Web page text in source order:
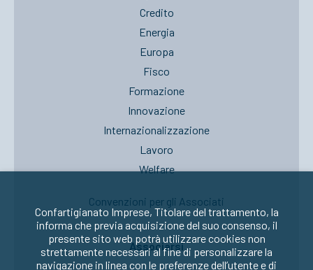
Credito
Energia
Europa
Fisco
Formazione
Innovazione
Internazionalizzazione
Lavoro
Welfare
Convenzioni per gli Associati
Associarsi
Confartigianato Imprese, Titolare del trattamento, la
informa che previa acquisizione del suo consenso, il
presente sito web potrà utilizzare cookies non
strettamente necessari al fine di personalizzare la
navigazione in linea con le preferenze dell’utente e di